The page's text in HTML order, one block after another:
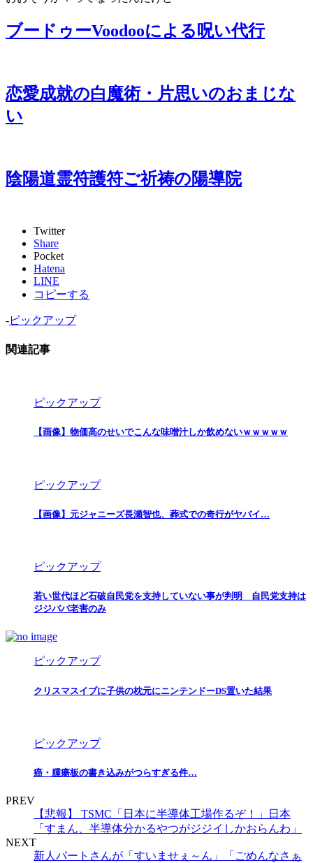
ブードゥーVoodooによる呪い代行
恋愛成就の白魔術・片思いのおまじな
い
陰陽道霊符護符ご祈祷の陽導院
Twitter
Share
Pocket
Hatena
LINE
コピーする
-ピックアップ
関連記事
ピックアップ
【画像】物価高のせいでこんな味噌汁しか飲めないｗｗｗｗｗ
ピックアップ
【画像】元ジャニーズ長瀬智也、葬式での奇行がヤバイ…
ピックアップ
若い世代ほど石破自民党を支持していない事が判明 自民党支持は
ジジババ老害のみ
ピックアップ
クリスマスイブに子供の枕元にニンテンドーDS置いた結果
ピックアップ
癌・腫瘍板の書き込みがつらすぎる件…
PREV
【悲報】 TSMC「日本に半導体工場作るぞ！」日本
「すまん、半導体分かるやつがジジイしかおらんわ」
NEXT
新人パートさんが「すいませぇ～ん」「ごめんなさぁ